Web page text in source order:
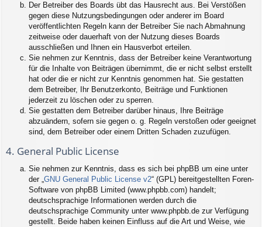
Der Betreiber des Boards übt das Hausrecht aus. Bei Verstößen
gegen diese Nutzungsbedingungen oder anderer im Board
veröffentlichten Regeln kann der Betreiber Sie nach Abmahnung
zeitweise oder dauerhaft von der Nutzung dieses Boards
ausschließen und Ihnen ein Hausverbot erteilen.
Sie nehmen zur Kenntnis, dass der Betreiber keine Verantwortung
für die Inhalte von Beiträgen übernimmt, die er nicht selbst erstellt
hat oder die er nicht zur Kenntnis genommen hat. Sie gestatten
dem Betreiber, Ihr Benutzerkonto, Beiträge und Funktionen
jederzeit zu löschen oder zu sperren.
Sie gestatten dem Betreiber darüber hinaus, Ihre Beiträge
abzuändern, sofern sie gegen o. g. Regeln verstoßen oder geeignet
sind, dem Betreiber oder einem Dritten Schaden zuzufügen.
4. General Public License
Sie nehmen zur Kenntnis, dass es sich bei phpBB um eine unter
der „GNU General Public License v2“ (GPL) bereitgestellten Foren-
Software von phpBB Limited (www.phpbb.com) handelt;
deutschsprachige Informationen werden durch die
deutschsprachige Community unter www.phpbb.de zur Verfügung
gestellt. Beide haben keinen Einfluss auf die Art und Weise, wie